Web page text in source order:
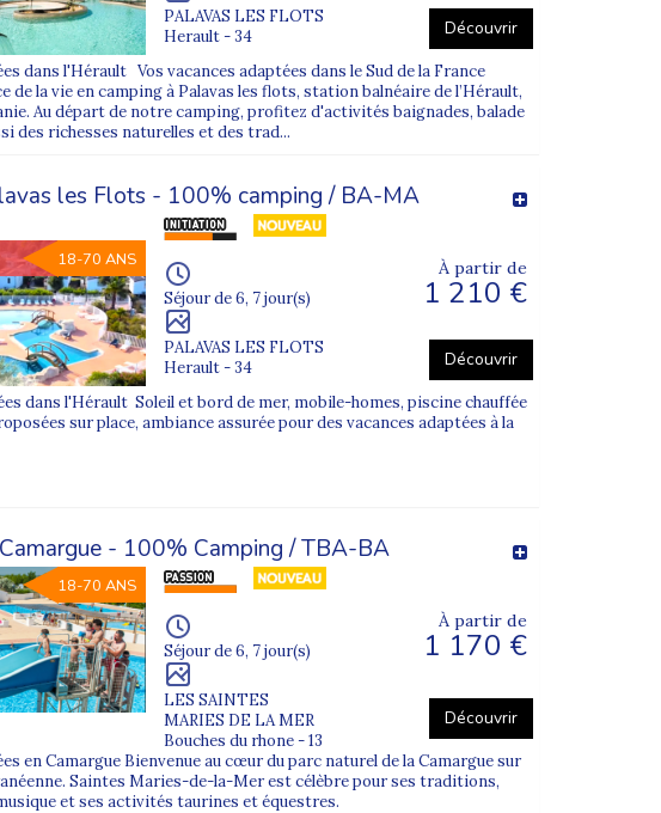
PALAVAS LES FLOTS
Herault - 34
Découvrir
dans l'Hérault Vos vacances adaptées dans le Sud de la France
de la vie en camping à Palavas les flots, station balnéaire de l’Hérault,
Au départ de notre camping, profitez d'activités baignades, balade
des richesses naturelles et des trad...
les Flots - 100% camping / BA-MA
18-70 ANS
Séjour de 6, 7 jour(s)
PALAVAS LES FLOTS
Herault - 34
À partir de
1 210 €
Découvrir
dans l'Hérault Soleil et bord de mer, mobile-homes, piscine chauffée
sur place, ambiance assurée pour des vacances adaptées à la
Camargue - 100% Camping / TBA-BA
18-70 ANS
Séjour de 6, 7 jour(s)
LES SAINTES
MARIES DE LA MER
Bouches du rhone - 13
À partir de
1 170 €
Découvrir
en Camargue Bienvenue au cœur du parc naturel de la Camargue sur
Saintes Maries-de-la-Mer est célèbre pour ses traditions,
et ses activités taurines et équestres.